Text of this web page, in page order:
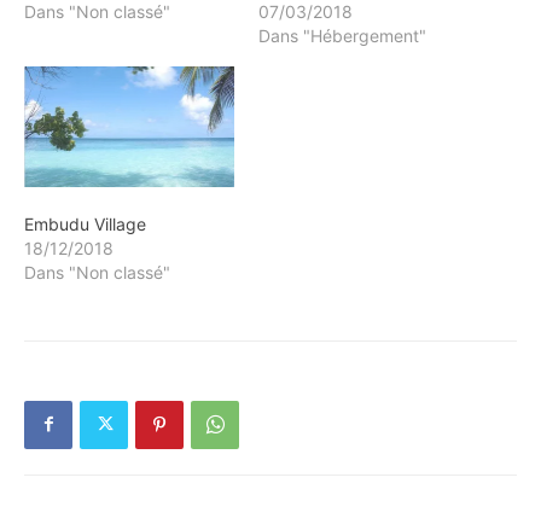
Dans "Non classé"
07/03/2018
Dans "Hébergement"
Embudu Village
18/12/2018
Dans "Non classé"